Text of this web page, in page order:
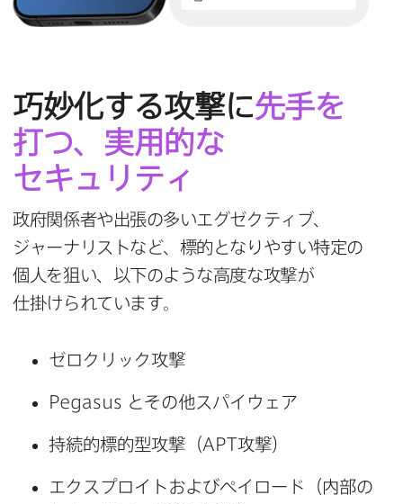
巧妙化する​攻撃に先手を​
打つ、​実用的な​
セキュリティ
政府関係​者や​出張の​多い​エグゼクティブ、​
ジャーナリストなど、​標的と​なりやすい​特定の​
個人を​狙い、​以下のような​高度な​攻撃が​
仕掛けられています。
ゼロクリック攻撃
Pegasus と​その​他スパイウェア
持続的標的型攻撃（APT攻撃）
エクスプロイトおよび​ペイロード​（内部の​